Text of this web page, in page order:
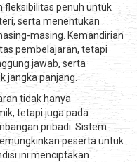
fleksibilitas penuh untuk
serta menentukan
masing. Kemandirian
pembelajaran, tetapi
jawab, serta
jangka panjang.
tidak hanya
tetapi juga pada
pribadi. Sistem
peserta untuk
ini menciptakan